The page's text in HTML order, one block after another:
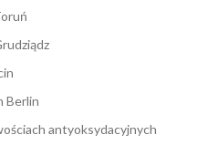
Berlin
antyoksydacyjnych